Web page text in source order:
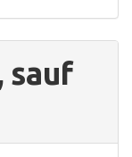
sauf